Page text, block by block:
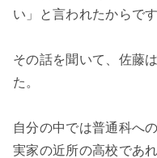
い」と言われたからです
その話を聞いて、佐藤
た。
自分の中では普通科へ
実家の近所の高校であ